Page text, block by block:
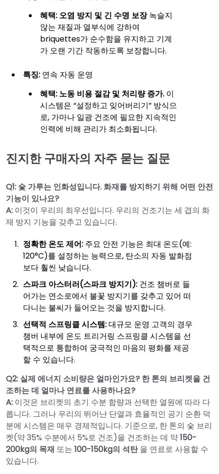
혜택: 오염 방지 및 긴 수명 보장녹슬지
않는 재질과 열부식에 강하여
briquettes가 순수함을 유지하고 기계
가 오랜 기간 작동하도록 보장합니다.
특징: 연속 자동 운영
혜택: 노동 비용 절감 및 처리량 증가. 이
시스템은 “설정하고 잊어버리기” 방식으
로, 가마나 일광 건조에 필요한 지속적인
인력에 비해 관리가 최소화됩니다.
진지한 구매자의 자주 묻는 질문
Q1: 숯 가루는 인화성입니다. 화재를 방지하기 위해 어떤 안전
기능이 있나요?
A: 이것이 우리의 최우선입니다. 우리의 건조기는 세 겹의 화
재 방지 기능을 갖추고 있습니다.
정확한 온도 제어: 주요 안전 기능은 최대 온도(예:
120°C)를 설정하는 능력으로, 탄소의 자동 발화점
보다 훨씬 낮습니다.
스파크 아스터러(스파크 방지기): 건조 챔버로 들
어가는 연소로에서 불꽃 방지기를 갖추고 있어 떠
다니는 불씨가 들어오는 것을 방지합니다.
선택적 스프링클 시스템:대규모 운영 고객의 경우
챔버 내부에 온도 트리거링 스프링클 시스템을 선
택적으로 통합하여 궁극적인 마음의 평화를 제공
할 수 있습니다.
Q2: 실제 에너지 소비량은 얼마인가요? 한 톤의 브리켓을 건
조하는 데 얼마나 연료를 사용하나요?
A: 이것은 브리켓의 초기 수분 함량과 선택한 열원에 따라 다
릅니다. 그러나 우리의 뛰어난 단열과 효율적인 공기 순환 덕
분에 시스템은 매우 경제적입니다. 기준으로, 한 톤의 숯 브리
켓(약 35% 수분에서 5%로 건조)을 건조하는 데 약150-
200kg의 목재 또는 100-150kg의 석탄을 연료로 사용할 수
있습니다.